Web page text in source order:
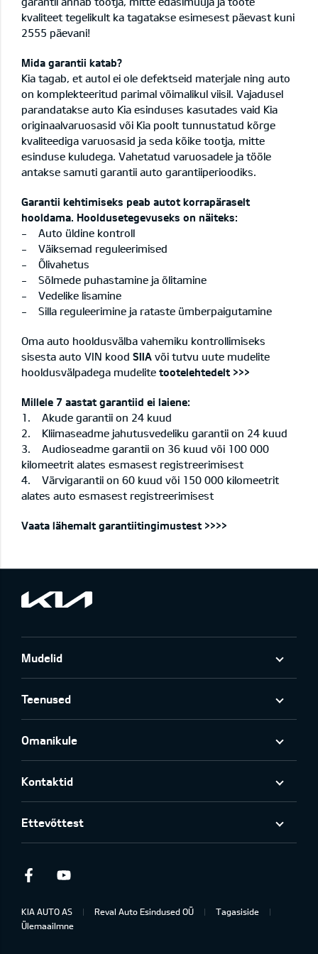
kvaliteet tegelikult ka tagatakse esimesest päevast kuni
2555 päevani!
Mida garantii katab?
Kia tagab, et autol ei ole defektseid materjale ning auto
on komplekteeritud parimal võimalikul viisil. Vajadusel
parandatakse auto Kia esinduses kasutades vaid Kia
originaalvaruosasid või Kia poolt tunnustatud kõrge
kvaliteediga varuosasid ja seda kõike tootja, mitte
esinduse kuludega. Vahetatud varuosadele ja tööle
antakse samuti garantii auto garantiiperioodiks.
Garantii kehtimiseks peab autot korrapäraselt
hooldama. Hooldusetegevuseks on näiteks:
- Auto üldine kontroll
- Väiksemad reguleerimised
- Õlivahetus
- Sõlmede puhastamine ja õlitamine
- Vedelike lisamine
- Silla reguleerimine ja rataste ümberpaigutamine
Oma auto hooldusvälba vahemiku kontrollimiseks
sisesta auto VIN kood SIIA või tutvu uute mudelite
hooldusvälpadega mudelite tootelehtedelt >>>
Millele 7 aastat garantiid ei laiene:
1. Akude garantii on 24 kuud
2. Kliimaseadme jahutusvedeliku garantii on 24 kuud
3. Audioseadme garantii on 36 kuud või 100 000
kilomeetrit alates esmasest registreerimisest
4. Värvigarantii on 60 kuud või 150 000 kilomeetrit
alates auto esmasest registreerimisest
Vaata lähemalt garantiitingimustest >>>>
Mudelid
Teenused
Omanikule
Kontaktid
Ettevõttest
Facebook
KIA AUTO AS Reval Auto Esindused OÜ
Tagasiside
Ülemaailmne